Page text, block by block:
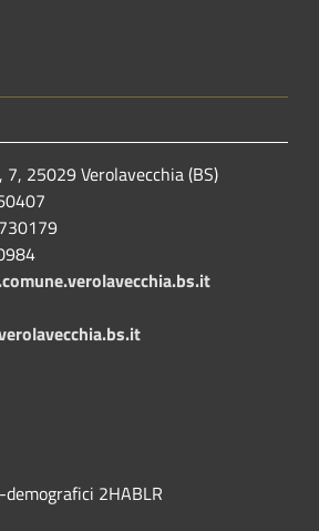
7, 25029 Verolavecchia (BS)
2HABLR